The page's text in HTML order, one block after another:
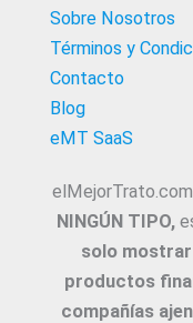
Sobre Nosotros
Términos y
Contacto
Blog
eMT SaaS
elMejorTrato.com
NINGÚN TIPO,
solo
productos
compañías